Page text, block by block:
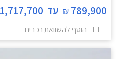
789,900
₪ עד 1,717,700
הוסף להשוואת רכבים